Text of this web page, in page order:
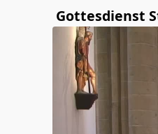
Gottesdienst